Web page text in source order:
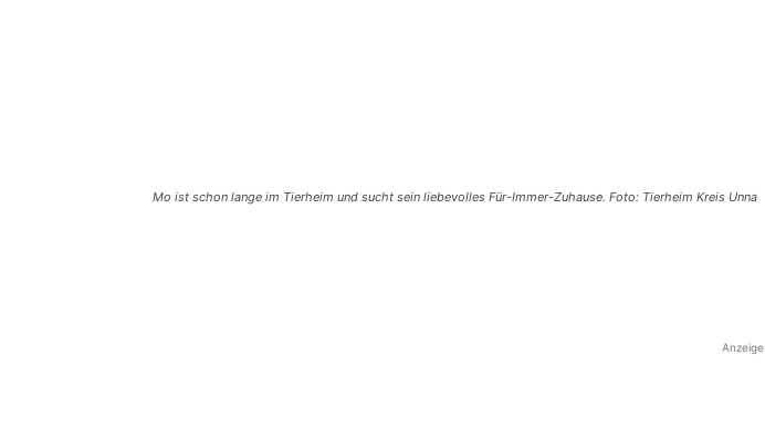
Mo ist schon lange im Tierheim und sucht sein liebevolles Für-Immer-Zuhause. Foto: Tierheim Kreis Unna
Anzeige